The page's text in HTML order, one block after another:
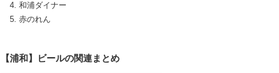
和浦ダイナー
赤のれん
【浦和】ビールの関連まとめ